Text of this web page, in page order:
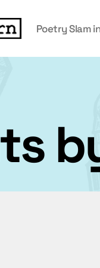
Poetry Slam